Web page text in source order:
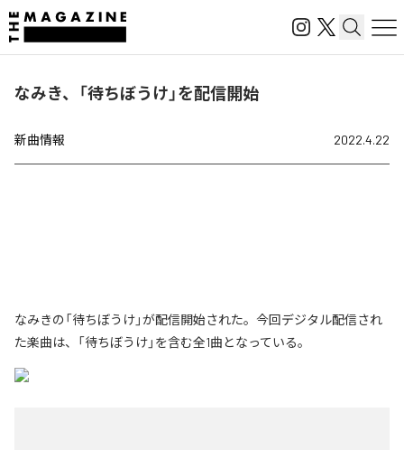
なみき、「待ちぼうけ」を配信開始
新曲情報 2022.4.22
なみきの「待ちぼうけ」が配信開始された。今回デジタル配信され
た楽曲は、「待ちぼうけ」を含む全1曲となっている。